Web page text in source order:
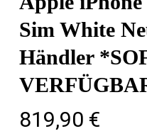
Sim White
Händler
819,90 €